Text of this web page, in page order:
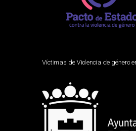
Víctimas de Violencia de género